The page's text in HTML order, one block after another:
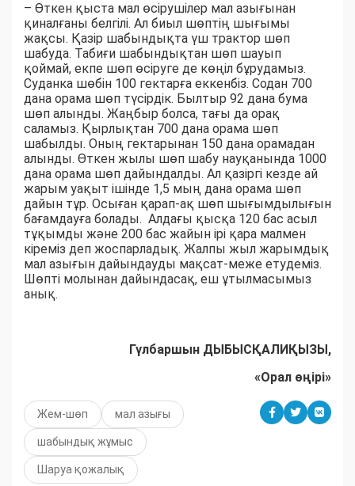
– Өткен қыста мал өсірушілер мал азығынан
қиналғаны белгілі. Ал биыл шөптің шығымы
жақсы. Қазір шабындықта үш трактор шөп
шабуда. Табиғи шабындықтан шөп шауып
қоймай, екпе шөп өсіруге де көңіл бұрудамыз.
Суданка шөбін 100 гектарға еккенбіз. Содан 700
дана орама шөп түсірдік. Былтыр 92 дана бума
шөп алынды. Жаңбыр болса, тағы да орақ
саламыз. Қырлықтан 700 дана орама шөп
шабылды. Оның гектарынан 150 дана орамадан
алынды. Өткен жылы шөп шабу науқанында 1000
дана орама шөп дайындалды. Ал қазіргі кезде ай
жарым уақыт ішінде 1,5 мың дана орама шөп
дайын тұр. Осыған қарап-ақ шөп шығымдылығын
бағамдауға болады. Алдағы қысқа 120 бас асыл
тұқымды және 200 бас жайын ірі қара малмен
кіреміз деп жоспарладық. Жалпы жыл жарымдық
мал азығын дайындауды мақсат-меже етудеміз.
Шөпті молынан дайындасақ, еш ұтылмасымыз
анық.
Гүлбаршын ДЫБЫСҚАЛИҚЫЗЫ,
«Орал өңірі»
Жем-шөп мал азығы
шабындық жұмыс
Шаруа қожалық